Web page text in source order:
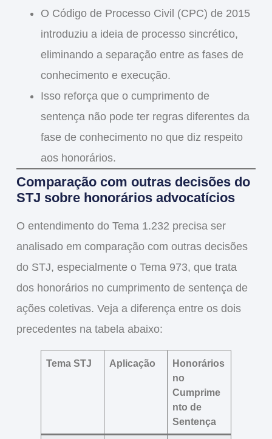
O Código de Processo Civil (CPC) de 2015
introduziu a ideia de processo sincrético,
eliminando a separação entre as fases de
conhecimento e execução.
Isso reforça que o cumprimento de
sentença não pode ter regras diferentes da
fase de conhecimentono que diz respeito
aos honorários.
Comparação com outras decisões do
STJ sobre honorários advocatícios
O entendimento do Tema 1.232 precisa ser
analisado em comparação com outras decisões
do STJ, especialmente o Tema 973, que trata
dos honorários no cumprimento de sentença de
ações coletivas. Veja a diferença entre os dois
precedentes na tabela abaixo:
Tema STJ Aplicação
Honorários
no
Cumprime
nto de
Sentença